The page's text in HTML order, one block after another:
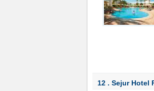
12 . Sejur Hotel